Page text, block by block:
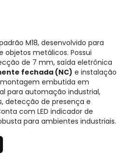
M18, desenvolvido para
metálicos. Possui
de 7 mm, saída eletrônica
fechada (NC) e instalação
embutida em
para automação industrial,
detecção de presença e
com LED indicador de
para ambientes industriais.